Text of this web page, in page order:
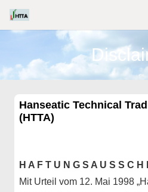
Hanseatic Technical
(HTTA)
H A F T U N G S A U S S C H
Mit Urteil vom 12. Mai 1998